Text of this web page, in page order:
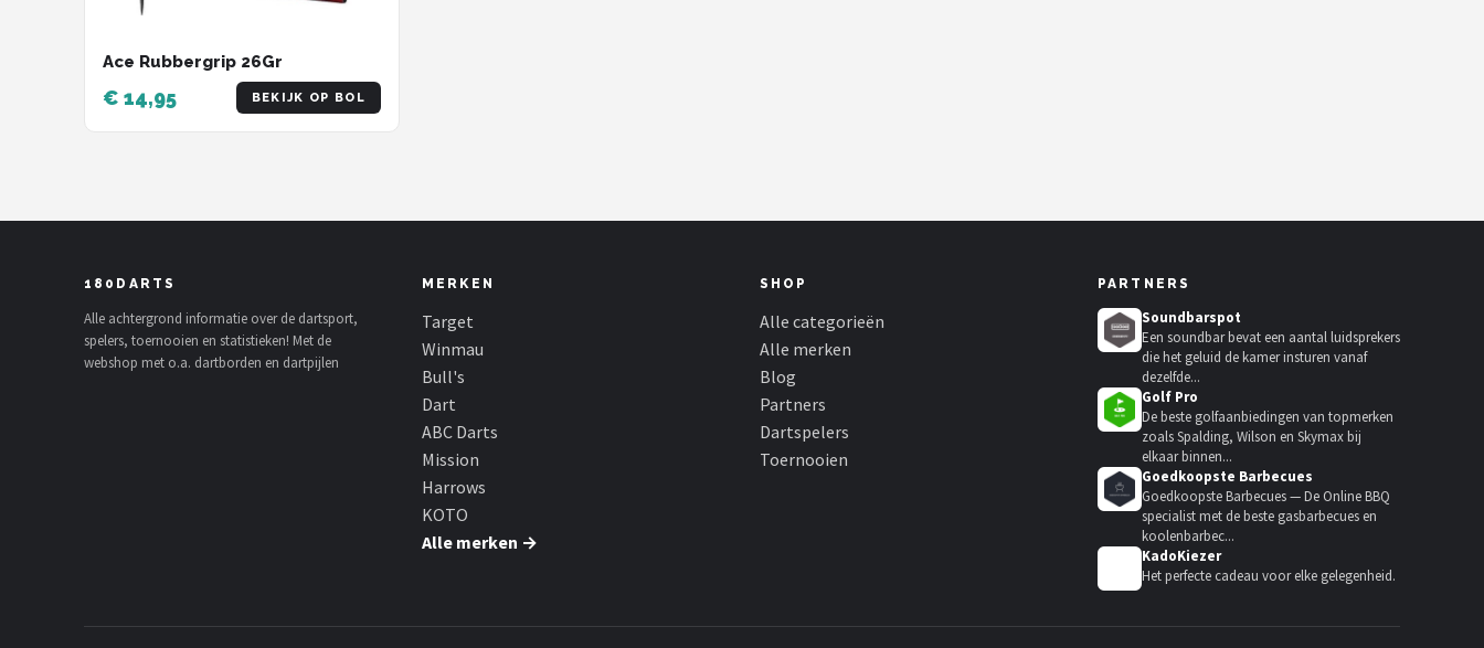
Ace Rubbergrip 26Gr
€ 14,95 BEKIJK OP BOL
180DARTS
Alle achtergrond informatie over de dartsport,
spelers, toernooien en statistieken! Met de
webshop met o.a. dartborden en dartpijlen
MERKEN
Target
Winmau
Bull's
Dart
ABC Darts
Mission
Harrows
KOTO
Alle merken →
SHOP
Alle categorieën
Alle merken
Blog
Partners
Dartspelers
Toernooien
PARTNERS
Soundbarspot
Een soundbar bevat een aantal luidsprekers
die het geluid de kamer insturen vanaf
dezelfde...
Golf Pro
De beste golfaanbiedingen van topmerken
zoals Spalding, Wilson en Skymax bij
elkaar binnen...
Goedkoopste Barbecues
Goedkoopste Barbecues — De Online BBQ
specialist met de beste gasbarbecues en
koolenbarbec...
KadoKiezer
Het perfecte cadeau voor elke gelegenheid.